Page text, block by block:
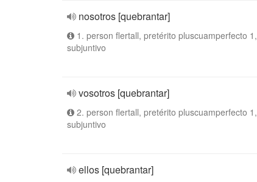
nosotros [quebrantar]
1. person flertall, pretérito pluscuamperfecto 1,
subjuntivo
vosotros [quebrantar]
2. person flertall, pretérito pluscuamperfecto 1,
subjuntivo
ellos [quebrantar]